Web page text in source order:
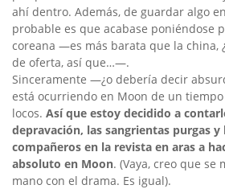
ahí dentro. Además, de guardar algo
probable es que acabase poniéndose
coreana —es más barata que la china,
de oferta, así que…—.
Sinceramente —¿o debería decir
está ocurriendo en Moon de un
locos. Así que estoy decidido a
depravación, las sangrientas purgas
compañeros en la revista en aras a
absoluto en Moon. (Vaya, creo que se
mano con el drama. Es igual).